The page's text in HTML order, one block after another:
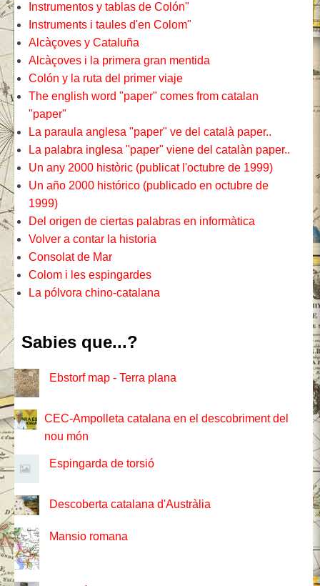
Instrumentos y tablas de Colón"
Instruments i taules d'en Colom"
Alcàçoves y Cataluña
Alcàçoves i la primera gran mentida
Colón y la ruta del primer viaje
The english word "paper" comes from catalan
"paper"
La paraula anglesa "paper" ve del català paper..
La palabra inglesa "paper" viene del catalàn paper..
Un any 2000 històric (publicat l'octubre de 1999)
Un año 2000 histórico (publicado en octubre de
1999)
Del origen de ciertas palabras en informàtica
Volver a contar la historia
Consolat de Mar
Colom i les espingardes
La pólvora chino-catalana
Sabies que...?
Ebstorf map - Terra plana
CEC-Ampolleta catalana en el descobriment del
nou món
Espingarda de torsió
Descoberta catalana d'Austràlia
Mansio romana